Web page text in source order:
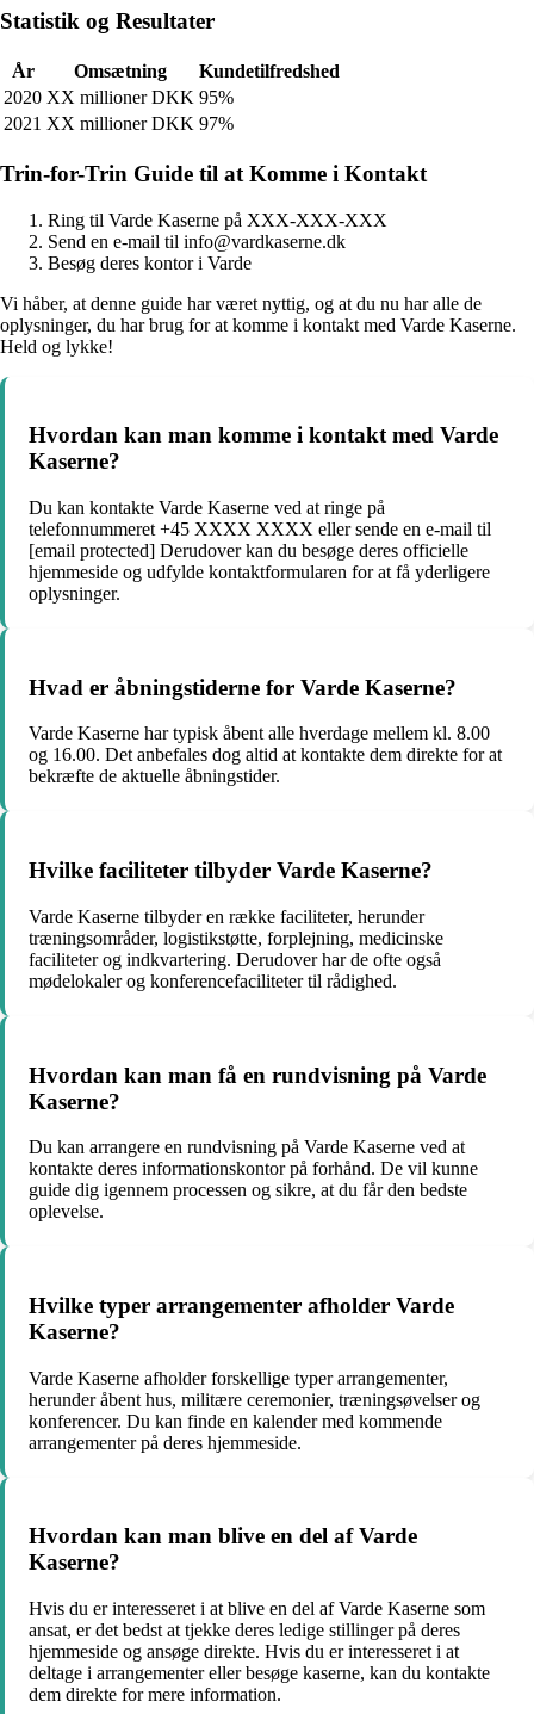
Statistik og Resultater
År Omsætning
Kundetilfredshed
2020 XX millioner DKK 95%
2021 XX millioner DKK 97%
Trin-for-Trin Guide til at Komme i Kontakt
Ring til Varde Kaserne på XXX-XXX-XXX
Send en e-mail til info@vardkaserne.dk
Besøg deres kontor i Varde
Vi håber, at denne guide har været nyttig, og at du nu har alle de
oplysninger, du har brug for at komme i kontakt med Varde Kaserne.
Held og lykke!
Hvordan kan man komme i kontakt med Varde
Kaserne?
Du kan kontakte Varde Kaserne ved at ringe på
telefonnummeret +45 XXXX XXXX eller sende en e-mail til
[email protected] Derudover kan du besøge deres officielle
hjemmeside og udfylde kontaktformularen for at få yderligere
oplysninger.
Hvad er åbningstiderne for Varde Kaserne?
Varde Kaserne har typisk åbent alle hverdage mellem kl. 8.00
og 16.00. Det anbefales dog altid at kontakte dem direkte for at
bekræfte de aktuelle åbningstider.
Hvilke faciliteter tilbyder Varde Kaserne?
Varde Kaserne tilbyder en række faciliteter, herunder
træningsområder, logistikstøtte, forplejning, medicinske
faciliteter og indkvartering. Derudover har de ofte også
mødelokaler og konferencefaciliteter til rådighed.
Hvordan kan man få en rundvisning på Varde
Kaserne?
Du kan arrangere en rundvisning på Varde Kaserne ved at
kontakte deres informationskontor på forhånd. De vil kunne
guide dig igennem processen og sikre, at du får den bedste
oplevelse.
Hvilke typer arrangementer afholder Varde
Kaserne?
Varde Kaserne afholder forskellige typer arrangementer,
herunder åbent hus, militære ceremonier, træningsøvelser og
konferencer. Du kan finde en kalender med kommende
arrangementer på deres hjemmeside.
Hvordan kan man blive en del af Varde
Kaserne?
Hvis du er interesseret i at blive en del af Varde Kaserne som
ansat, er det bedst at tjekke deres ledige stillinger på deres
hjemmeside og ansøge direkte. Hvis du er interesseret i at
deltage i arrangementer eller besøge kaserne, kan du kontakte
dem direkte for mere information.